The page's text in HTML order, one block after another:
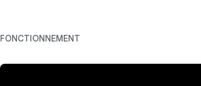
FONCTIONNEMENT